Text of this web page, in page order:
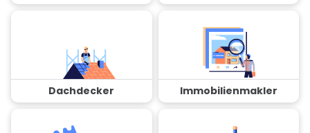
Dachdecker Immobilienmakler